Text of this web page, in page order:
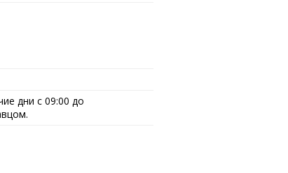
дни с 09:00 до